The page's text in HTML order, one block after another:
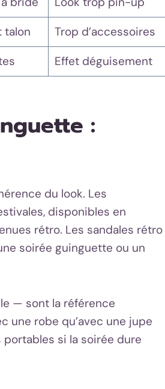
talon
Trop d’accessoires
Effet déguisement
:
du look. Les
disponibles en
rétro. Les sandales rétro
soirée guinguette ou un
— sont la référence
une robe qu’avec une jupe
si la soirée dure